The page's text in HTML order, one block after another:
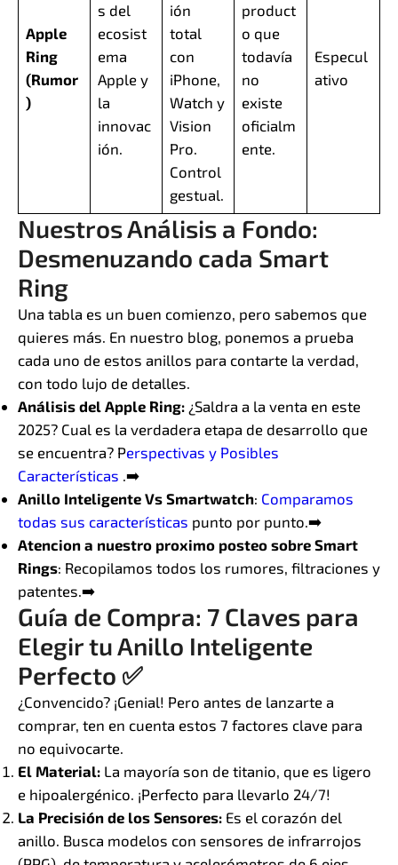
Apple
Ring
(Rumor
)
s del
ecosist
ema
Apple y
la
innovac
ión.
ión
total
con
iPhone,
Watch y
Vision
Pro.
Control
gestual.
product
o que
todavía
no
existe
oficialm
ente.
Especul
ativo
Nuestros Análisis a Fondo:
Desmenuzando cada Smart
Ring
Una tabla es un buen comienzo, pero sabemos que
quieres más. En nuestro blog, ponemos a prueba
cada uno de estos anillos para contarte la verdad,
con todo lujo de detalles.
Análisis del Apple Ring: ¿Saldra a la venta en este
2025? Cual es la verdadera etapa de desarrollo que
se encuentra? Perspectivas y Posibles
Características .➡️
Anillo Inteligente Vs Smartwatch: Comparamos
todas sus características punto por punto.➡️
Atencion a nuestro proximo posteo sobre Smart
Rings: Recopilamos todos los rumores, filtraciones y
patentes.➡️
Guía de Compra: 7 Claves para
Elegir tu Anillo Inteligente
Perfecto ✅
¿Convencido? ¡Genial! Pero antes de lanzarte a
comprar, ten en cuenta estos 7 factores clave para
no equivocarte.
El Material: La mayoría son de titanio, que es ligero
e hipoalergénico. ¡Perfecto para llevarlo 24/7!
La Precisión de los Sensores: Es el corazón del
anillo. Busca modelos con sensores de infrarrojos